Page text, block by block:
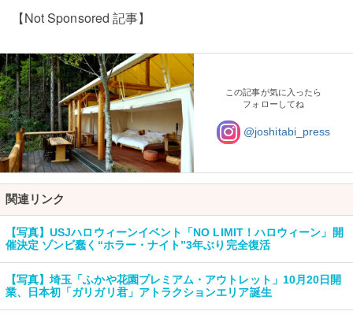
【Not Sponsored 記事】
この記事が気に入ったら
フォローしてね
@joshitabi_press
関連リンク
【写真】USJハロウィーンイベント「NO LIMIT！ハロウィーン」開
催決定 ゾンビ蠢く“ホラー・ナイト”3年ぶり完全復活
【写真】埼玉「ふかや花園プレミアム・アウトレット」10月20日開
業、日本初「ガリガリ君」アトラクションエリア誕生